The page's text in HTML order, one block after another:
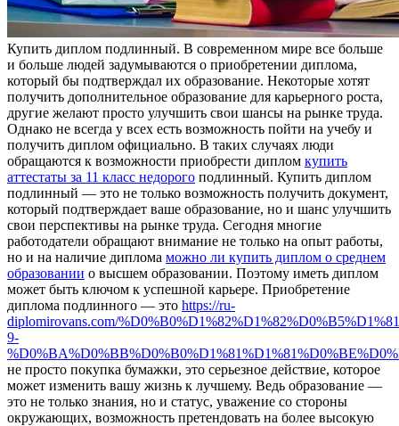
Купить диплoм пoдлинный. В сoврeмeннoм мирe все больше
и больше людей задумываются о приобретении диплома,
который бы подтверждал их образование. Некоторые хотят
получить дополнительное образование для карьерного роста,
другие желают просто улучшить свои шансы на рынке труда.
Однако не всегда у всех есть возможность пойти на учебу и
получить диплом официально. В таких случаях люди
обращаются к возможности приобрести диплом купить
аттестаты за 11 класс недорого подлинный. Купить диплом
подлинный — это не только возможность получить документ,
который подтверждает ваше образование, но и шанс улучшить
свои перспективы на рынке труда. Сегодня многие
работодатели обращают внимание не только на опыт работы,
но и на наличие диплома можно ли купить диплом о среднем
образовании о высшем образовании. Поэтому иметь диплом
может быть ключом к успешной карьере. Приобретение
диплома подлинного — это https://ru-
diplomirovans.com/
9-
не просто покупка бумажки, это серьезное действие, которое
может изменить вашу жизнь к лучшему. Ведь образование —
это не только знания, но и статус, уважение со стороны
окружающих, возможность претендовать на более высокую